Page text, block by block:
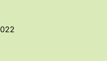
Beemster